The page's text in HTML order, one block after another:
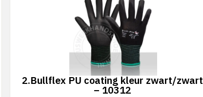
2.Bullflex PU coating kleur zwart/zwart
– 10312